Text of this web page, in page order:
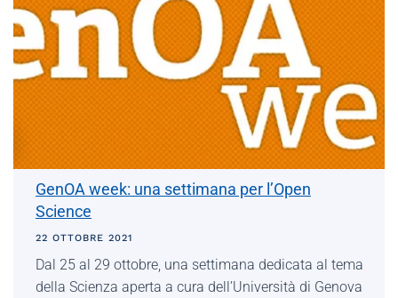
GenOA week: una settimana per l’Open
Science
22 OTTOBRE 2021
Dal 25 al 29 ottobre, una settimana dedicata al tema
della Scienza aperta a cura dell’Università di Genova